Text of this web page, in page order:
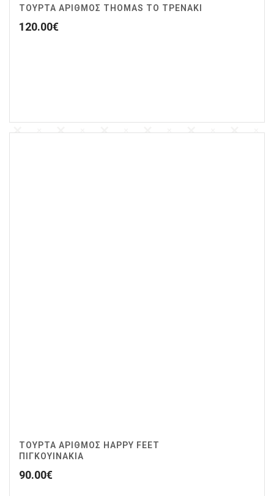
ΤΟΥΡΤΑ ΑΡΙΘΜΟΣ THOMAS ΤΟ ΤΡΕΝΑΚΙ
120.00€
ΤΟΥΡΤΑ ΑΡΙΘΜΟΣ HAPPY FEET
ΠΙΓΚΟΥΙΝΑΚΙΑ
90.00€